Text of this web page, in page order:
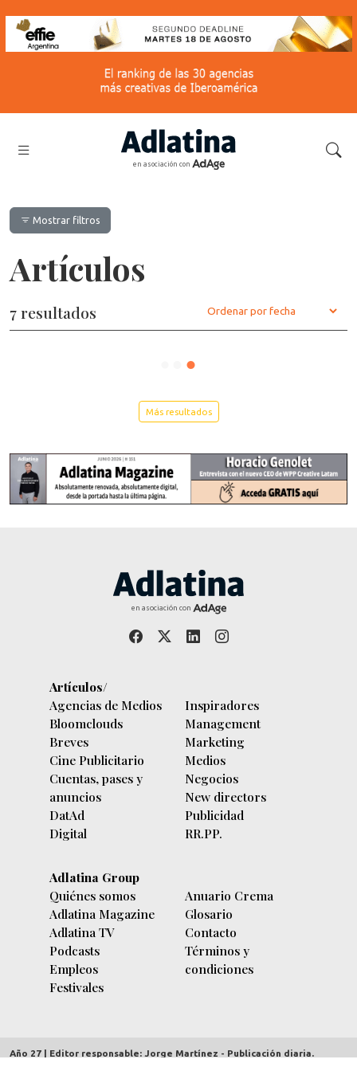
en asociación con
Artículos
7 resultados
Más resultados
Mostrar filtros
en asociación con
Artículos/
Agencias de Medios
Bloomclouds
Breves
Cine Publicitario
Cuentas, pases y
anuncios
DatAd
Digital
Inspiradores
Management
Marketing
Medios
Negocios
New directors
Publicidad
RR.PP.
Adlatina Group
Quiénes somos
Adlatina Magazine
Adlatina TV
Podcasts
Empleos
Festivales
Anuario Crema
Glosario
Contacto
Términos y
condiciones
Año 27 | Editor responsable: Jorge Martínez - Publicación diaria.